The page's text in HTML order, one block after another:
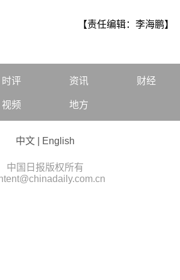
【责任编辑：李海鹏】
时评 资讯 财经
视频 地方
中文 English
中国日报版权所有